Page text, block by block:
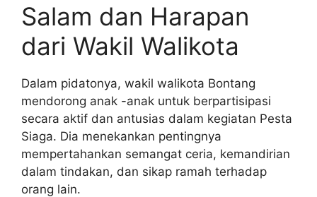
Salam dan Harapan
dari Wakil Walikota
Dalam pidatonya, wakil walikota Bontang
mendorong anak -anak untuk berpartisipasi
secara aktif dan antusias dalam kegiatan Pesta
Siaga. Dia menekankan pentingnya
mempertahankan semangat ceria, kemandirian
dalam tindakan, dan sikap ramah terhadap
orang lain.